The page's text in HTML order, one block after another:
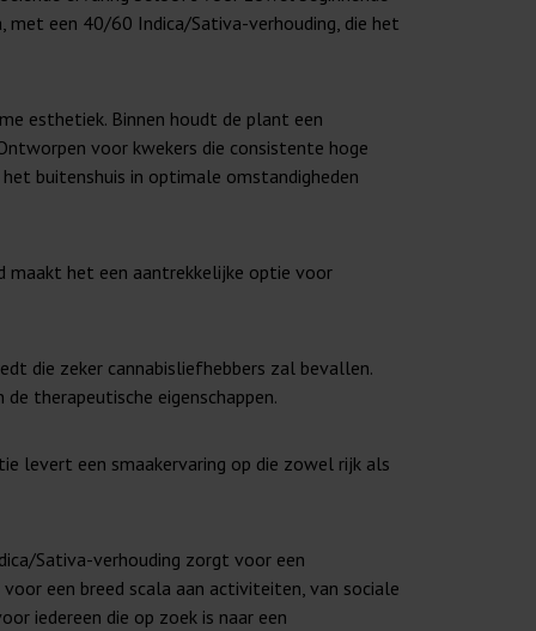
met een 40/60 Indica/Sativa-verhouding, die het
esthetiek. Binnen houdt de plant een
voor kwekers die consistente hoge
buitenshuis in optimale omstandigheden
maakt het een aantrekkelijke optie voor
die zeker cannabisliefhebbers zal bevallen.
therapeutische eigenschappen.
levert een smaakervaring op die zowel rijk als
Sativa-verhouding zorgt voor een
een breed scala aan activiteiten, van sociale
iedereen die op zoek is naar een